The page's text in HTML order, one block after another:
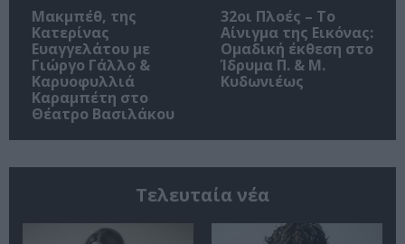
Μακμπέθ, της
Κατερίνας
Ευαγγελάτου με
Γιώργο Γάλλο &
Καρυοφυλλιά
Καραμπέτη στο
Θέατρο Βασιλάκου
32οι Πλοές – Το
Αίνιγμα της Εικόνας:
Ομαδική έκθεση στο
Ίδρυμα Π. & Μ.
Κυδωνιέως
Τελευταία νέα